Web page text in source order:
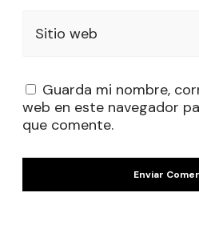
Sitio web
Guarda mi nombre,
web en este navegador
que comente.